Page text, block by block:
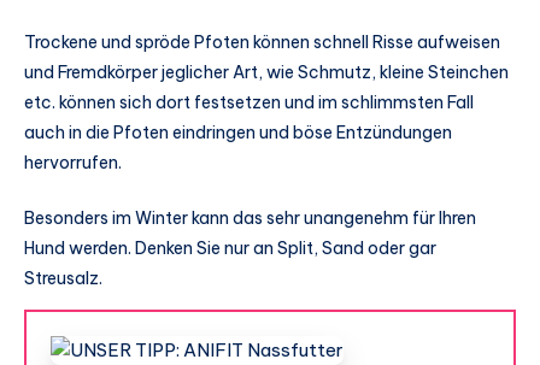
Trockene und spröde Pfoten können schnell Risse aufweisen
und Fremdkörper jeglicher Art, wie Schmutz, kleine Steinchen
etc. können sich dort festsetzen und im schlimmsten Fall
auch in die Pfoten eindringen und böse Entzündungen
hervorrufen.
Besonders im Winter kann das sehr unangenehm für Ihren
Hund werden. Denken Sie nur an Split, Sand oder gar
Streusalz.